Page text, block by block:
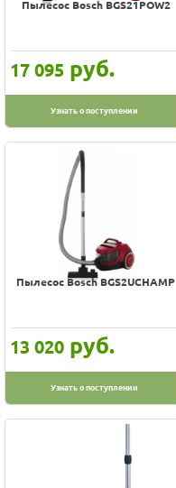
Пылесос Bosch BGS21POW2
17 095 руб.
Узнать о поступлении
Пылесос Bosch BGS2UCHAMP
13 020 руб.
Узнать о поступлении